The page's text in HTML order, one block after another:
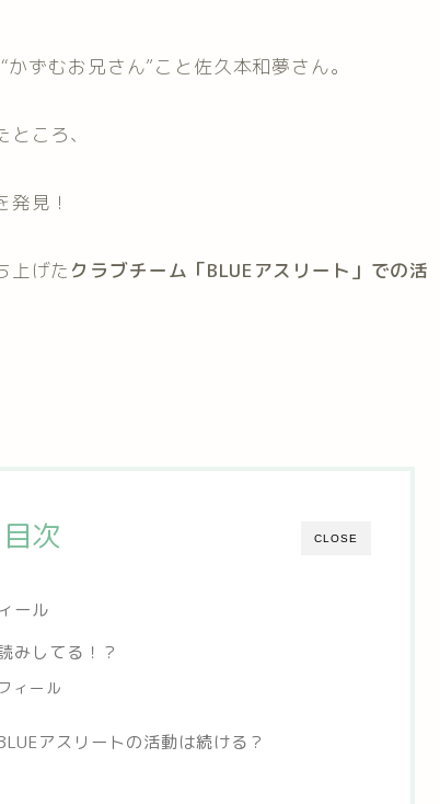
ずむお兄さん”こと佐久本和夢さん。
ころ、
発見！
上げた クラブチーム「BLUEアスリート」 での活
CLOSE
目次
ール
みしてる！？
ィール
アスリートの活動は続ける？